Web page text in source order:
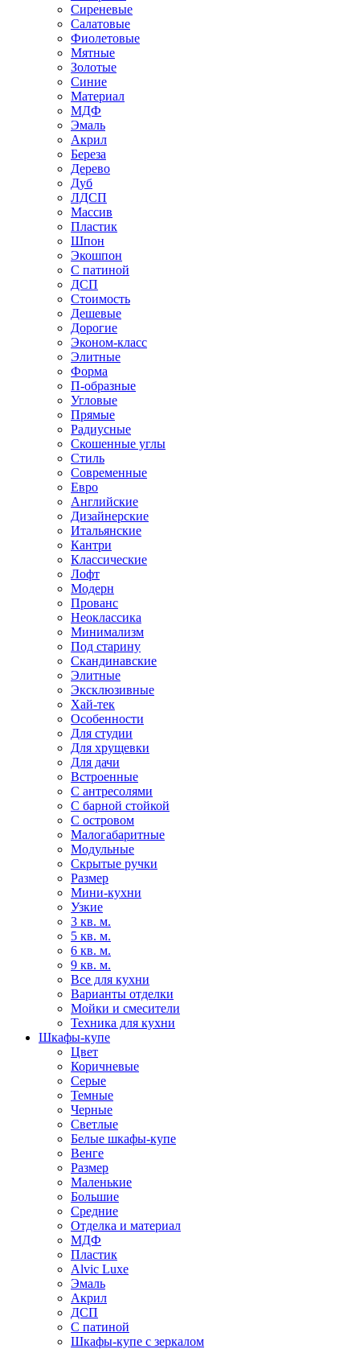
Сиреневые
Салатовые
Фиолетовые
Мятные
Золотые
Синие
Материал
МДФ
Эмаль
Акрил
Береза
Дерево
Дуб
ЛДСП
Массив
Пластик
Шпон
Экошпон
С патиной
ДСП
Стоимость
Дешевые
Дорогие
Эконом-класс
Элитные
Форма
П-образные
Угловые
Прямые
Радиусные
Скошенные углы
Стиль
Современные
Евро
Английские
Дизайнерские
Итальянские
Кантри
Классические
Лофт
Модерн
Прованс
Неоклассика
Минимализм
Под старину
Скандинавские
Элитные
Эксклюзивные
Хай-тек
Особенности
Для студии
Для хрущевки
Для дачи
Встроенные
С антресолями
С барной стойкой
С островом
Малогабаритные
Модульные
Скрытые ручки
Размер
Мини-кухни
Узкие
3 кв. м.
5 кв. м.
6 кв. м.
9 кв. м.
Все для кухни
Варианты отделки
Мойки и смесители
Техника для кухни
Шкафы-купе
Цвет
Коричневые
Серые
Темные
Черные
Светлые
Белые шкафы-купе
Венге
Размер
Маленькие
Большие
Средние
Отделка и материал
МДФ
Пластик
Alvic Luxe
Эмаль
Акрил
ДСП
С патиной
Шкафы-купе с зеркалом